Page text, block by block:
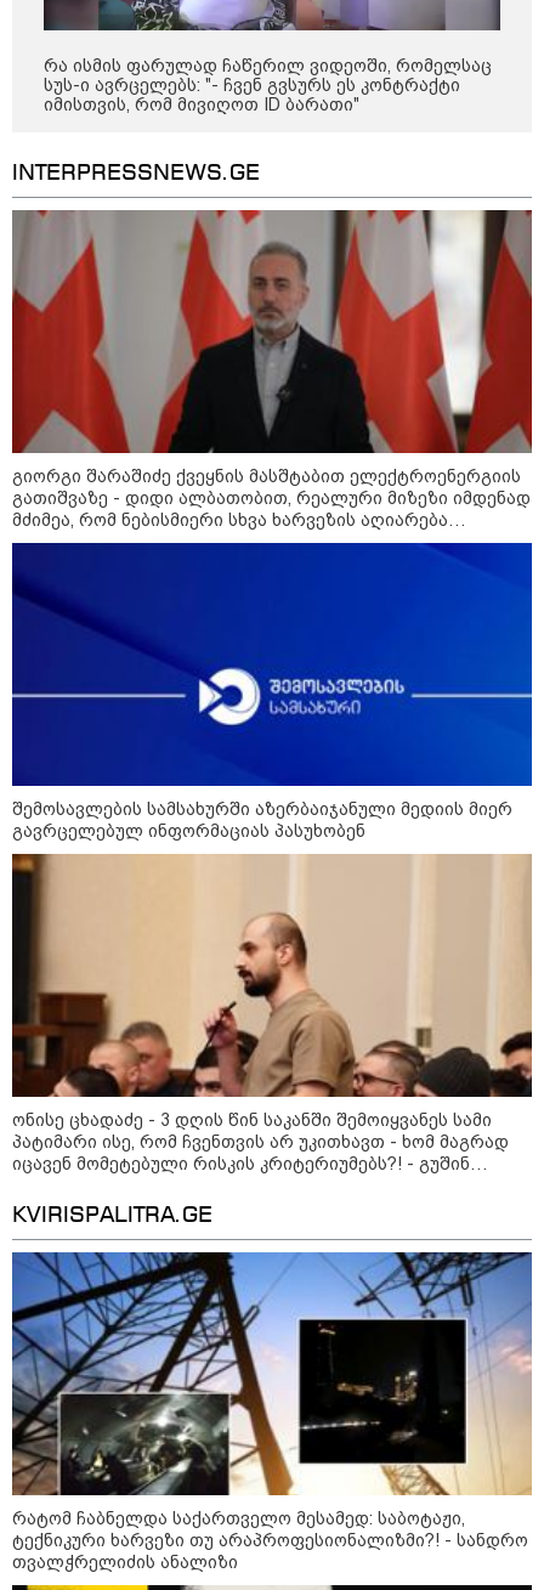
10:58 / 06-08-2026
"დადგება დრო და თქვენი დღევანდელი
"პოსტაობა" საკუთარ თავთან
შეგარცხვენთ... თქვენი შეცდომა არის
დანაშაულის ტოლფასი" - ეკა კუპატაძე
ნანუკა ჟორჟოლიანს
ადამიანი, რომელიც ზვიადის
ანდერძში ერთი სიტყვითაც კი
არ არის მოხსენიებული" - ანა
ჯაბაური
გაატარეს, მათ სიცოცხლე
დავუბრუნეთ" - ქართველი
მეზღვაური წერს, რომ 36
მიგრანტი, მათ შორის, ორსული
12:20 / 04-08-2026
"როცა კანონიკიდან
გამომდინარე, მართებულად
მიგვაჩნია, რომ ადამიანის
გასვენება ტაძრიდან არ მოხდეს,
ეს მგლოვიარეს ისეთი
სიყვარულითა უნდა ავუხსნათ,
რომ შფოთვა არ დაიბადოს" -
დედა სიდონია
16:02 / 03-08-2026
"15 წლის წინ ჩადენილი
დანაშაული, 5-ჯერ შეცვლილი
მოსამართლე, 4-ჯერ თავიდან
ხარძიანი
კატეგორიის ყველა სიახლე
„რეგულაციების ასეთი ბუკეტი
არცერთ ქვეყანაშია - ბიზნესის
შეუძლებელია, ჭარბი
ბიუროკრატია დარგს აფერხებს“
რა ისმის ფარულად ჩაწერილ ვიდეოში, რომელსაც
სუს-ი ავრცელებს: "- ჩვენ გვსურს ეს კონტრაქტი
იმისთვის, რომ მივიღოთ ID ბარათი"
INTERPRESSNEWS.GE
გიორგი შარაშიძე ქვეყნის მასშტაბით ელექტროენერგიის
გათიშვაზე - დიდი ალბათობით, რეალური მიზეზი იმდენად
მძიმეა, რომ ნებისმიერი სხვა ხარვეზის აღიარება
ურჩევნიათ ნამდვილი მიზეზის გამოაშკარავებას
შემოსავლების სამსახურში აზერბაიჯანული მედიის მიერ
გავრცელებულ ინფორმაციას პასუხობენ
ონისე ცხადაძე - 3 დღის წინ საკანში შემოიყვანეს სამი
პატიმარი ისე, რომ ჩვენთვის არ უკითხავთ - ხომ მაგრად
იცავენ მომეტებული რისკის კრიტერიუმებს?! - გუშინ
აკეთებენ, რადგან ეს ხდება განზრახ
KVIRISPALITRA.GE
რატომ ჩაბნელდა საქართველო მესამედ: საბოტაჟი,
ტექნიკური ხარვეზი თუ არაპროფესიონალიზმი?! - სანდრო
თვალჭრელიძის ანალიზი